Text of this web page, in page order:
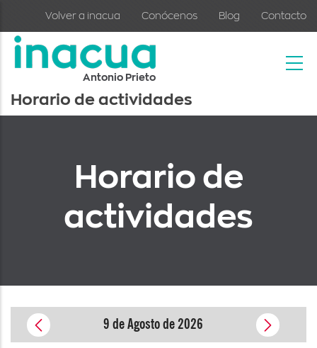
Skip to main content
Volver a inacua Conócenos Blog Contacto
Antonio Prieto
Horario de actividades
Horario de
actividades